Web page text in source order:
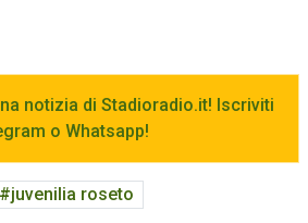
notizia di Stadioradio.it! Iscriviti
o Whatsapp!
juvenilia roseto